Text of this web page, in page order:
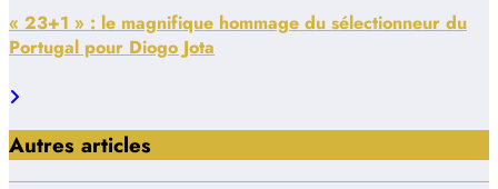
« 23+1 » : le magnifique hommage du sélectionneur du
Portugal pour Diogo Jota
Autres articles